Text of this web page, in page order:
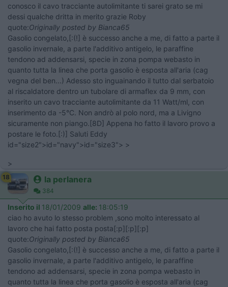
conosco il cavo tracciante autolimitante ti sarei grato se mi
dessi qualche dritta in merito grazie Roby
quote:Originally posted by Bianca65
Gasolio congelato,[:(!] è successo anche a me, di fatto a parte il
gasolio invernale, a parte l'additivo antigelo, le paraffine
tendono ad addensarsi, specie in zona pompa webasto in
quanto tutta la linea che porta gasolio è esposta all'aria (cag
vegna del ben...) Adesso sto inguainando il tutto dal serbatoio
al riscaldatore dentro un tubolare di armaflex da 9 mm, con
inserito un cavo tracciante autolimitante da 11 Watt/ml, con
inserimento da -5°C. Non andrò al polo nord, ma a Livigno
sicuramente non piango.[8D] Appena ho fatto il lavoro provo a
postare le foto.[:)] Saluti Eddy
id="size2">id="navy">id="size3"> >
>
18 la perlanera
384
Inserito il 18/01/2009 alle: 18:05:19
ciao ho avuto lo stesso problem ,sono molto interessato al
lavoro che hai fatto posta posta[:p][:p][:p]
quote:Originally posted by Bianca65
Gasolio congelato,[:(!] è successo anche a me, di fatto a parte il
gasolio invernale, a parte l'additivo antigelo, le paraffine
tendono ad addensarsi, specie in zona pompa webasto in
quanto tutta la linea che porta gasolio è esposta all'aria (cag